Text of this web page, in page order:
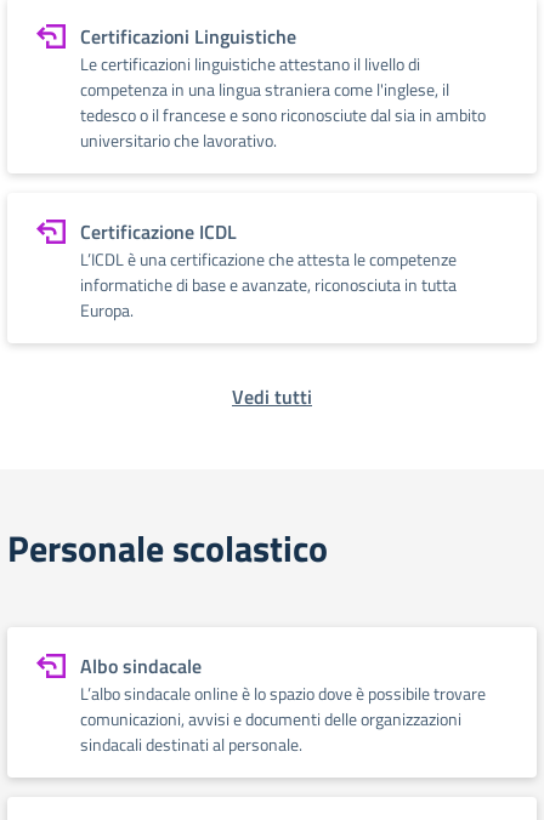
Certificazioni Linguistiche
Le certificazioni linguistiche attestano il livello di
competenza in una lingua straniera come l'inglese, il
tedesco o il francese e sono riconosciute dal sia in ambito
universitario che lavorativo.
Certificazione ICDL
L’ICDL è una certificazione che attesta le competenze
informatiche di base e avanzate, riconosciuta in tutta
Europa.
Vedi tutti
Personale scolastico
Albo sindacale
L’albo sindacale online è lo spazio dove è possibile trovare
comunicazioni, avvisi e documenti delle organizzazioni
sindacali destinati al personale.